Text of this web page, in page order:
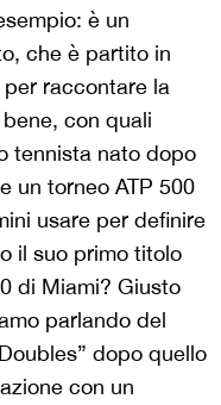
è un
che è partito in
raccontare la
con quali
tennista nato dopo
un torneo ATP 500
usare per definire
il suo primo titolo
di Miami? Giusto
parlando del
dopo quello
con un